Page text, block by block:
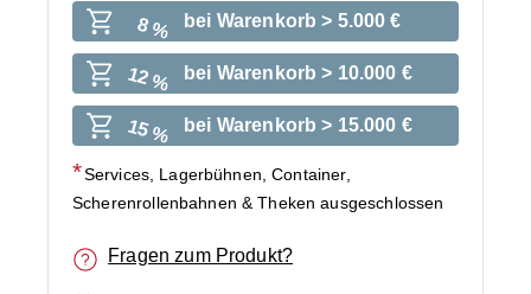
8 % bei Warenkorb > 5.000 €
12 % bei Warenkorb > 10.000 €
15 % bei Warenkorb > 15.000 €
Services, Lagerbühnen, Container,
Scherenrollenbahnen & Theken ausgeschlossen
Fragen zum Produkt?